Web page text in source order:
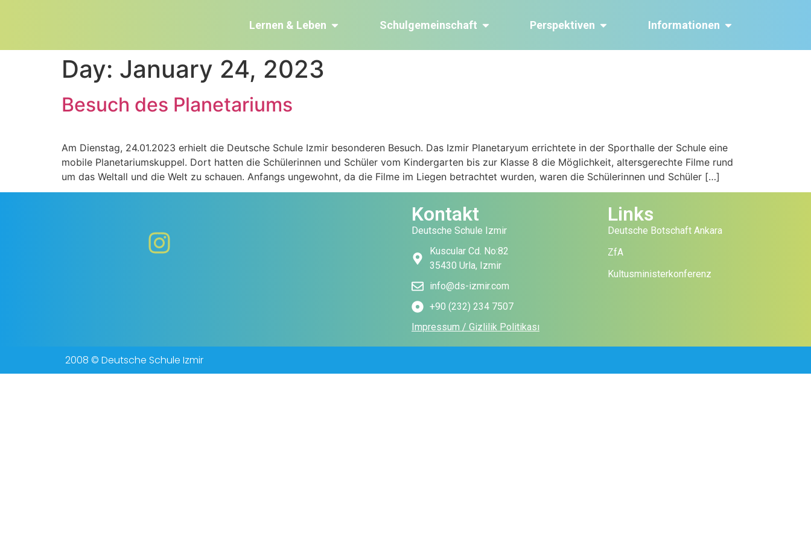
Lernen & Leben Schulgemeinschaft Perspektiven Informationen
Day: January 24, 2023
Besuch des Planetariums
Am Dienstag, 24.01.2023 erhielt die Deutsche Schule Izmir besonderen Besuch. Das Izmir Planetaryum errichtete in der Sporthalle der Schule eine
mobile Planetariumskuppel. Dort hatten die Schülerinnen und Schüler vom Kindergarten bis zur Klasse 8 die Möglichkeit, altersgerechte Filme rund
um das Weltall und die Welt zu schauen. Anfangs ungewohnt, da die Filme im Liegen betrachtet wurden, waren die Schülerinnen und Schüler […]
Kontakt
Deutsche Schule Izmir
Kuscular Cd. No:82
35430 Urla, Izmir
info@ds-izmir.com
+90 (232) 234 7507
Impressum / Gizlilik Politikası
Links
Deutsche Botschaft Ankara
ZfA
Kultusministerkonferenz
2008 © Deutsche Schule Izmir